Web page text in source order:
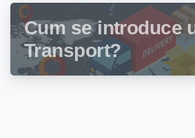
Cum se introduce
Transport?